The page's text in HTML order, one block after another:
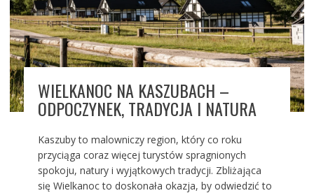
WIELKANOC NA KASZUBACH –
ODPOCZYNEK, TRADYCJA I NATURA
Kaszuby to malowniczy region, który co roku
przyciąga coraz więcej turystów spragnionych
spokoju, natury i wyjątkowych tradycji. Zbliżająca
się Wielkanoc to doskonała okazja, by odwiedzić to